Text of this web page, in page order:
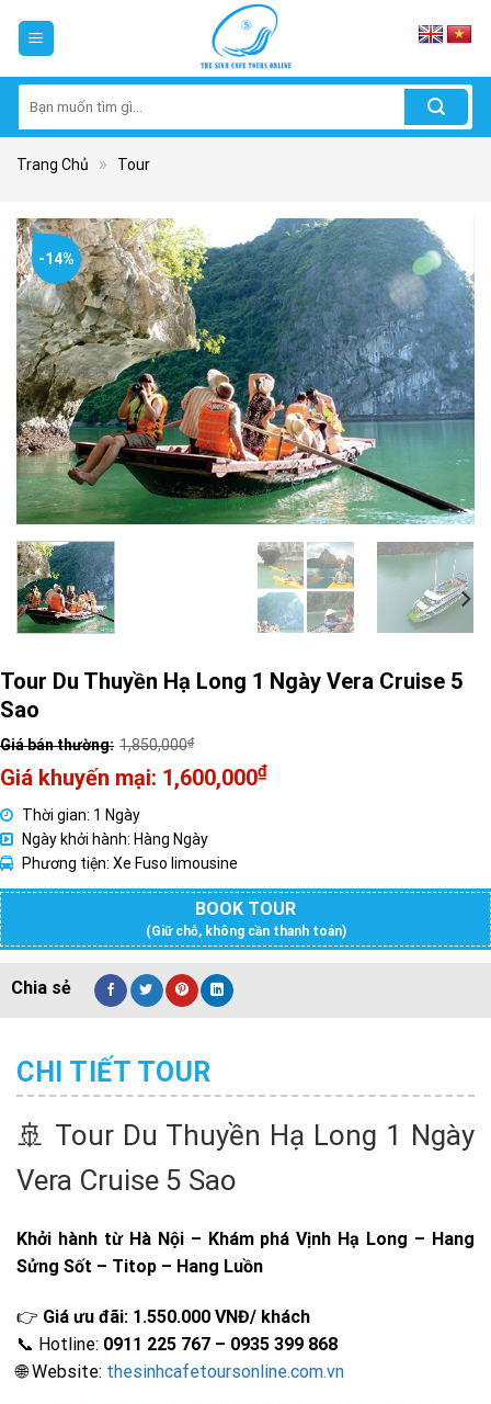
kiếm:
Trang Chủ » Tour
-14%
Tour Du Thuyền Hạ Long 1 Ngày Vera Cruise 5
Sao
1,850,000₫
Giá
gốc
là:
1,850,000₫.
1,600,000₫
Giá
hiện
tại
là:
1,600,000₫.
Thời gian: 1 Ngày
Ngày khởi hành: Hàng Ngày
Phương tiện: Xe Fuso limousine
BOOK TOUR
(Giữ chỗ, không cần thanh toán)
CHI TIẾT TOUR
🚢 Tour Du Thuyền Hạ Long 1 Ngày
Vera Cruise 5 Sao
Khởi hành từ Hà Nội – Khám phá Vịnh Hạ Long – Hang
Sửng Sốt – Titop – Hang Luồn
👉 Giá ưu đãi: 1.550.000 VNĐ/ khách
📞 Hotline: 0911 225 767 – 0935 399 868
🌐 Website: thesinhcafetoursonline.com.vn